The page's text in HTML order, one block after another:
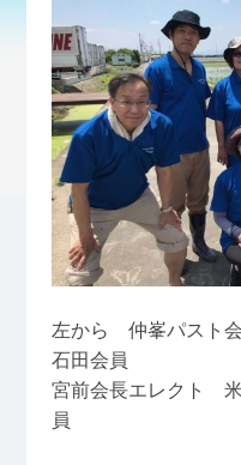
左から 仲峯パスト
石田会員
宮前会長エレクト
員